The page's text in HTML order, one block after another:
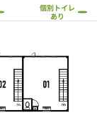
個別トイレ
あり